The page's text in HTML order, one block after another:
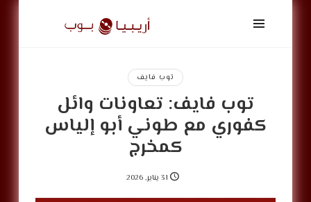
أريبيا
بوب
ArabiaPopتوب فايف
توب فايف: تعاونات وائل
كفوري مع طوني أبو إلياس
كمخرج
31 يناير, 2026